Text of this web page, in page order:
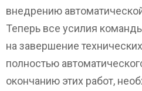
внедрению
Теперь все усилия
на завершение
полностью
окончанию этих работ,